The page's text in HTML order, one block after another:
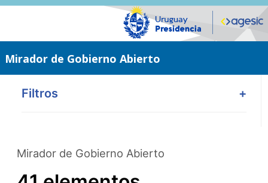
Saltar
Mirador de Gobierno Abierto
Filtros +
Mirador de Gobierno Abierto